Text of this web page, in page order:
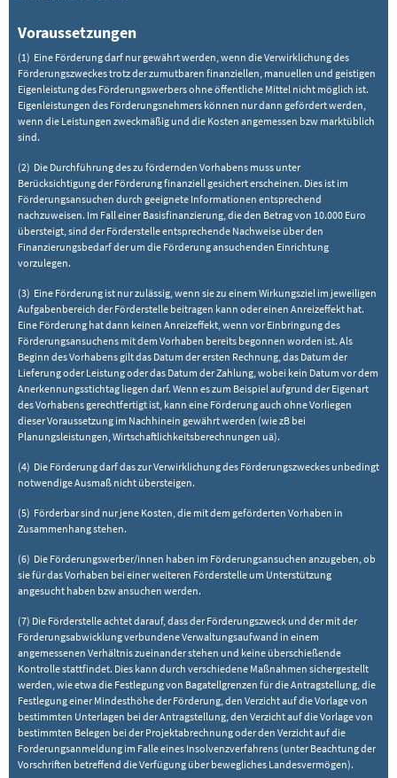
Voraussetzungen
(1) Eine Förderung darf nur gewährt werden, wenn die Verwirklichung des
Förderungszweckes trotz der zumutbaren finanziellen, manuellen und geistigen
Eigenleistung des Förderungswerbers ohne öffentliche Mittel nicht möglich ist.
Eigenleistungen des Förderungsnehmers können nur dann gefördert werden,
wenn die Leistungen zweckmäßig und die Kosten angemessen bzw marktüblich
sind.
(2) Die Durchführung des zu fördernden Vorhabens muss unter
Berücksichtigung der Förderung finanziell gesichert erscheinen. Dies ist im
Förderungsansuchen durch geeignete Informationen entsprechend
nachzuweisen. Im Fall einer Basisfinanzierung, die den Betrag von 10.000 Euro
übersteigt, sind der Förderstelle entsprechende Nachweise über den
Finanzierungsbedarf der um die Förderung ansuchenden Einrichtung
vorzulegen.
(3) Eine Förderung ist nur zulässig, wenn sie zu einem Wirkungsziel im jeweiligen
Aufgabenbereich der Förderstelle beitragen kann oder einen Anreizeffekt hat.
Eine Förderung hat dann keinen Anreizeffekt, wenn vor Einbringung des
Förderungsansuchens mit dem Vorhaben bereits begonnen worden ist. Als
Beginn des Vorhabens gilt das Datum der ersten Rechnung, das Datum der
Lieferung oder Leistung oder das Datum der Zahlung, wobei kein Datum vor dem
Anerkennungsstichtag liegen darf. Wenn es zum Beispiel aufgrund der Eigenart
des Vorhabens gerechtfertigt ist, kann eine Förderung auch ohne Vorliegen
dieser Voraussetzung im Nachhinein gewährt werden (wie zB bei
Planungsleistungen, Wirtschaftlichkeitsberechnungen uä).
(4) Die Förderung darf das zur Verwirklichung des Förderungszweckes unbedingt
notwendige Ausmaß nicht übersteigen.
(5) Förderbar sind nur jene Kosten, die mit dem geförderten Vorhaben in
Zusammenhang stehen.
(6) Die Förderungswerber/innen haben im Förderungsansuchen anzugeben, ob
sie für das Vorhaben bei einer weiteren Förderstelle um Unterstützung
angesucht haben bzw ansuchen werden.
(7) Die Förderstelle achtet darauf, dass der Förderungszweck und der mit der
Förderungsabwicklung verbundene Verwaltungsaufwand in einem
angemessenen Verhältnis zueinander stehen und keine überschießende
Kontrolle stattfindet. Dies kann durch verschiedene Maßnahmen sichergestellt
werden, wie etwa die Festlegung von Bagatellgrenzen für die Antragstellung, die
Festlegung einer Mindesthöhe der Förderung, den Verzicht auf die Vorlage von
bestimmten Unterlagen bei der Antragstellung, den Verzicht auf die Vorlage von
bestimmten Belegen bei der Projektabrechnung oder den Verzicht auf die
Forderungsanmeldung im Falle eines Insolvenzverfahrens (unter Beachtung der
Vorschriften betreffend die Verfügung über bewegliches Landesvermögen).